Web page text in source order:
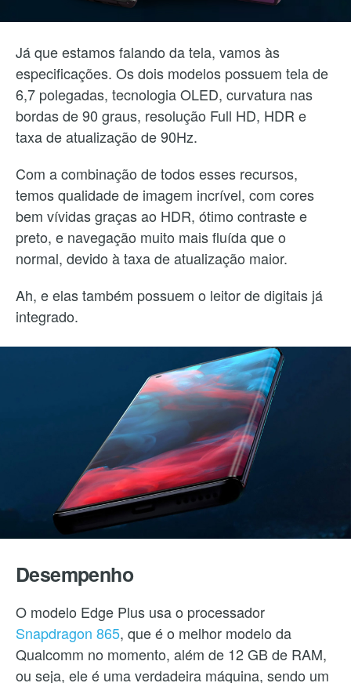
Já que estamos falando da tela, vamos às
especificações. Os dois modelos possuem tela de
6,7 polegadas, tecnologia OLED, curvatura nas
bordas de 90 graus, resolução Full HD, HDR e
taxa de atualização de 90Hz.
Com a combinação de todos esses recursos,
temos qualidade de imagem incrível, com cores
bem vívidas graças ao HDR, ótimo contraste e
preto, e navegação muito mais fluída que o
normal, devido à taxa de atualização maior.
Ah, e elas também possuem o leitor de digitais já
integrado.
Desempenho
O modelo Edge Plus usa o processador
Snapdragon 865, que é o melhor modelo da
Qualcomm no momento, além de 12 GB de RAM,
ou seja, ele é uma verdadeira máquina, sendo um